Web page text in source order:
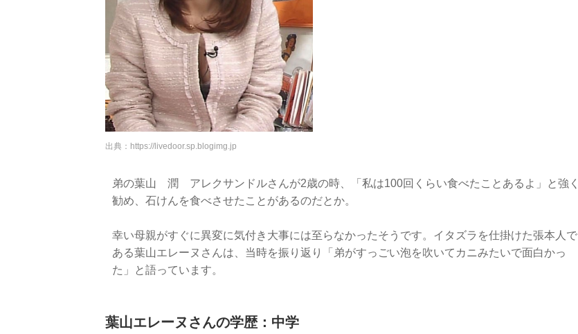
出典： https://livedoor.sp.blogimg.jp
弟の葉山 潤 アレクサンドルさんが2歳の時、「私は100回くらい食べたことあるよ」と強く
勧め、石けんを食べさせたことがあるのだとか。
幸い母親がすぐに異変に気付き大事には至らなかったそうです。イタズラを仕掛けた張本人で
ある葉山エレーヌさんは、当時を振り返り「弟がすっごい泡を吹いてカニみたいで面白かっ
た」と語っています。
葉山エレーヌさんの学歴：中学